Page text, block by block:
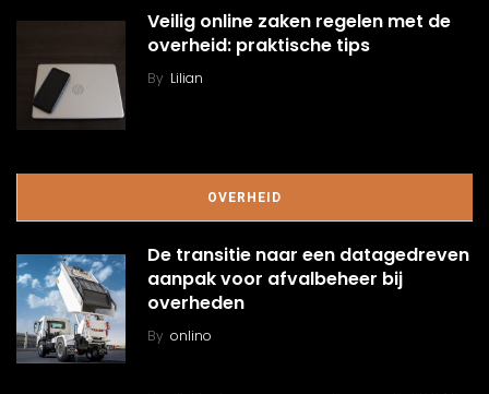
Veilig online zaken regelen met de
overheid: praktische tips
By Lilian
OVERHEID
De transitie naar een datagedreven
aanpak voor afvalbeheer bij
overheden
By onlino